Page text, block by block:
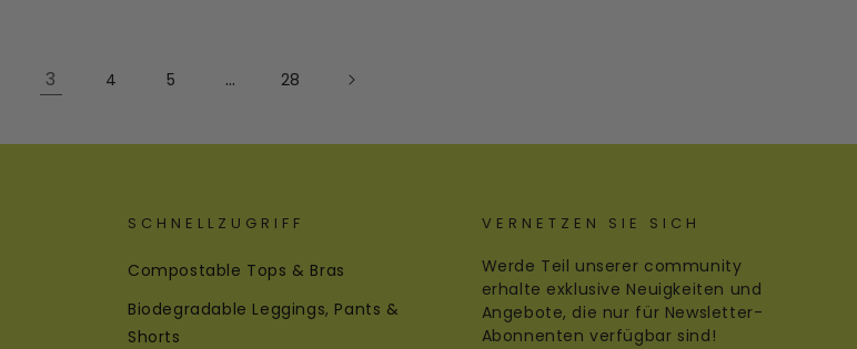
3 4 5 … 28
SCHNELLZUGRIFF
Compostable Tops & Bras
Biodegradable Leggings, Pants &
Shorts
VERNETZEN SIE SICH
Werde Teil unserer community
erhalte exklusive Neuigkeiten und
Angebote, die nur für Newsletter-
Abonnenten verfügbar sind!